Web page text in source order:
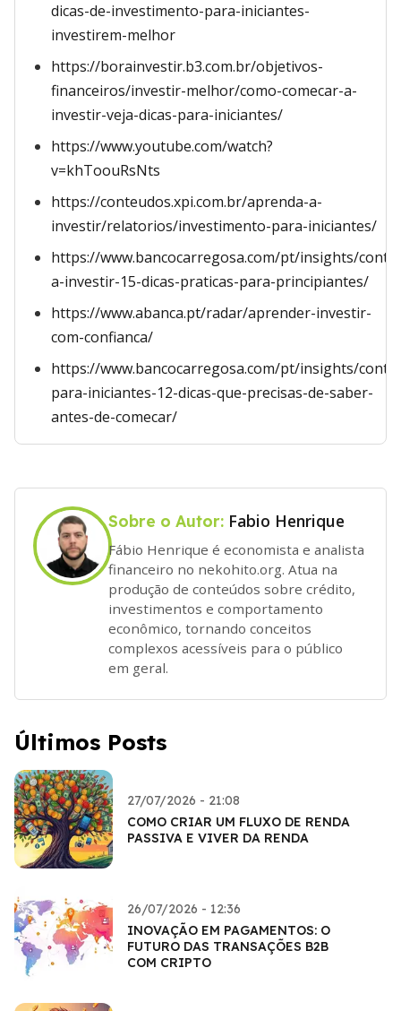
dicas-de-investimento-para-iniciantes-
investirem-melhor
https://borainvestir.b3.com.br/objetivos-
financeiros/investir-melhor/como-comecar-a-
investir-veja-dicas-para-iniciantes/
https://www.youtube.com/watch?
v=khToouRsNts
https://conteudos.xpi.com.br/aprenda-a-
investir/relatorios/investimento-para-iniciantes/
https://www.bancocarregosa.com/pt/insights/
a-investir-15-dicas-praticas-para-principiantes/
https://www.abanca.pt/radar/aprender-investir-
com-confianca/
https://www.bancocarregosa.com/pt/insights/
para-iniciantes-12-dicas-que-precisas-de-saber-
antes-de-comecar/
Sobre o Autor: Fabio Henrique
Fábio Henrique é economista e analista
financeiro no nekohito.org. Atua na
produção de conteúdos sobre crédito,
investimentos e comportamento
econômico, tornando conceitos
complexos acessíveis para o público
em geral.
Últimos Posts
27/07/2026 - 21:08
COMO CRIAR UM FLUXO DE RENDA
PASSIVA E VIVER DA RENDA
26/07/2026 - 12:36
INOVAÇÃO EM PAGAMENTOS: O
FUTURO DAS TRANSAÇÕES B2B
COM CRIPTO